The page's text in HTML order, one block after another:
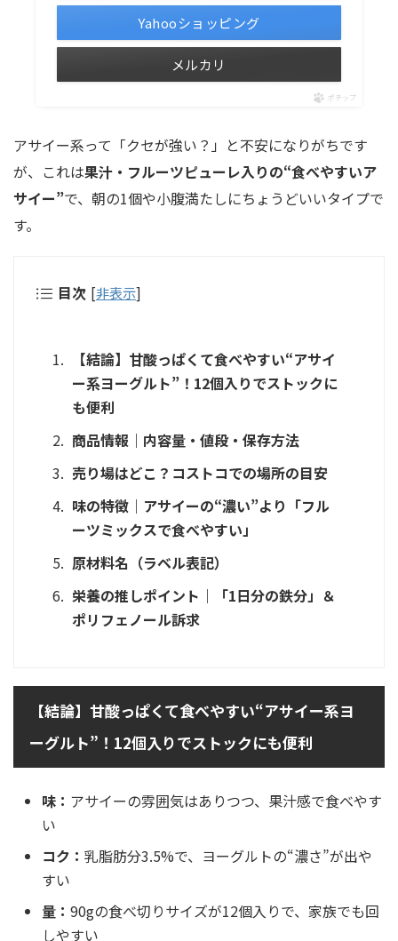
Yahooショッピング
メルカリ
ポチップ
アサイー系って「クセが強い？」と不安になりがちです
が、これは果汁・フルーツピューレ入りの“食べやすいア
サイー”で、朝の1個や小腹満たしにちょうどいいタイプで
す。
目次 [非表示]
【結論】甘酸っぱくて食べやすい“アサイ
ー系ヨーグルト”！12個入りでストックに
も便利
商品情報｜内容量・値段・保存方法
売り場はどこ？コストコでの場所の目安
味の特徴｜アサイーの“濃い”より「フル
ーツミックスで食べやすい」
原材料名（ラベル表記）
栄養の推しポイント｜「1日分の鉄分」＆
ポリフェノール訴求
【結論】甘酸っぱくて食べやすい“アサイー系ヨ
ーグルト”！12個入りでストックにも便利
味： アサイーの雰囲気はありつつ、果汁感で食べやす
い
コク： 乳脂肪分3.5%で、ヨーグルトの“濃さ”が出や
すい
量： 90gの食べ切りサイズが12個入りで、家族でも回
しやすい